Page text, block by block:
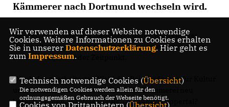
Kämmerer nach Dortmund wechseln wird.
Die Nachricht, dass der Kämmerer Bunte während der
Haushaltssicherung seinen Posten verlassen wird, ist ein
maximal unpassender Zeitpunkt.
Nach der gescheiterten Wahl des Beigeordneten für Kultur
und Ordnung muss jetzt also auch die Kämmerei neu
besetzt werden. Wir fragen uns: Quo vadis Wuppertal?
Wir verwenden auf dieser Website notwendige
Cookies. Weitere Informationen zu Cookies erhalten
Sie in unserer Datenschutzerklärung. Hier geht es
zum Impressum.
Technisch notwendige Cookies (Übersicht)
Die notwendigen Cookies werden allein für den
ordnungsgemäßen Gebrauch der Webseite benötigt.
Cookies von Drittanbietern (Übersicht)